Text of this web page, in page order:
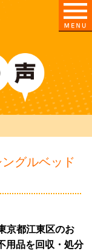
グルベッド
京都江東区のお
用品を回収・処分